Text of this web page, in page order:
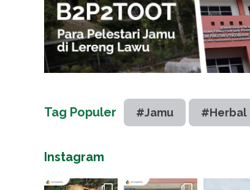
Tag Populer #Jamu #Herbal
Instagram